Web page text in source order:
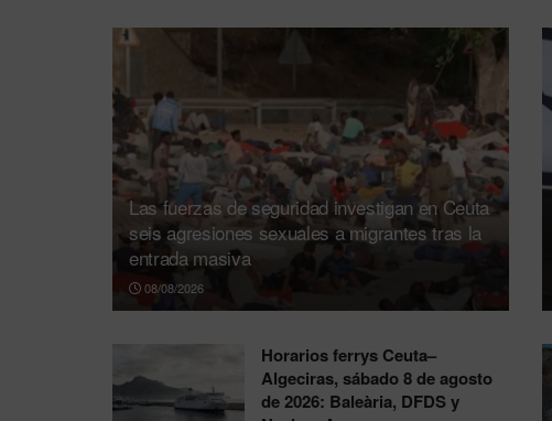
Las fuerzas de seguridad investigan en Ceuta
seis agresiones sexuales a migrantes tras la
entrada masiva
08/08/2026
Horarios ferrys Ceuta–
Algeciras, sábado 8 de agosto
de 2026: Baleària, DFDS y